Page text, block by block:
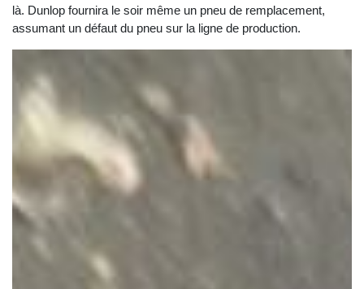
là. Dunlop fournira le soir même un pneu de remplacement,
assumant un défaut du pneu sur la ligne de production.